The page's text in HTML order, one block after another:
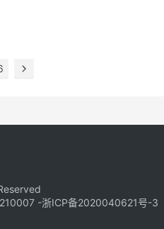
-浙ICP备2020040621号-3